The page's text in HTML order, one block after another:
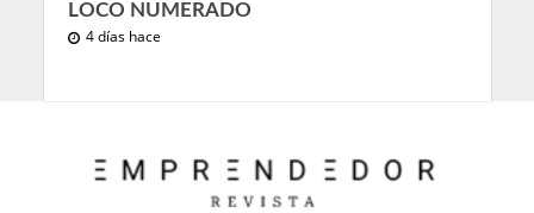
LOCO NUMERADO
4 días hace